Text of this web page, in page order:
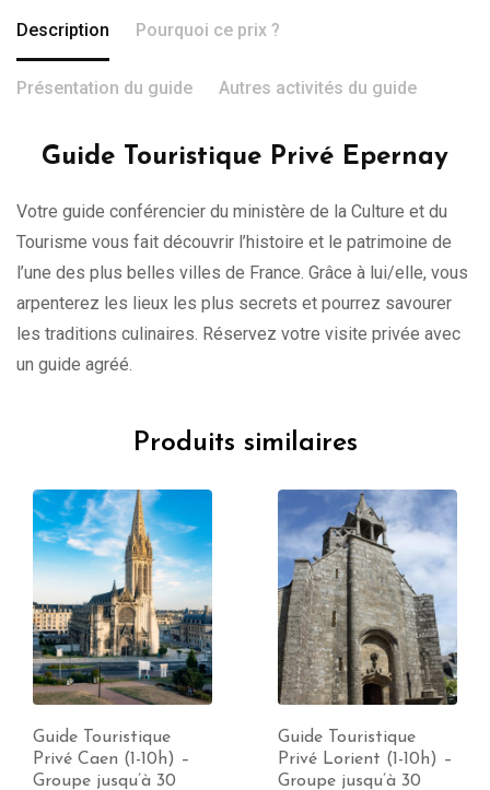
Description Pourquoi ce prix ?
Présentation du guide Autres activités du guide
Guide Touristique Privé Epernay
Votre guide conférencier du ministère de la Culture et du
Tourisme vous fait découvrir l’histoire et le patrimoine de
l’une des plus belles villes de France. Grâce à lui/elle, vous
arpenterez les lieux les plus secrets et pourrez savourer
les traditions culinaires. Réservez votre visite privée avec
un guide agréé.
Produits similaires
Guide Touristique
Privé Caen (1-10h) –
Groupe jusqu’à 30
Guide Touristique
Privé Lorient (1-10h) –
Groupe jusqu’à 30